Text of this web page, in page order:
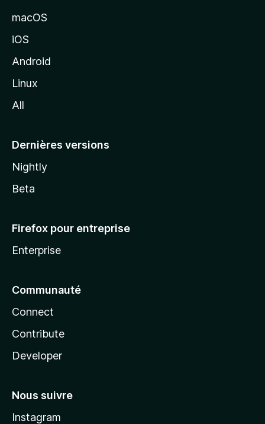
o
z
l
macOS
iOS
Android
Linux
All
Dernières versions
Nightly
Beta
Firefox pour entreprise
Enterprise
Communauté
Connect
Contribute
Developer
Nous suivre
Instagram